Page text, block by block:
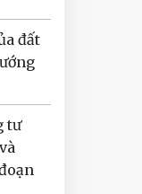
đất
tư